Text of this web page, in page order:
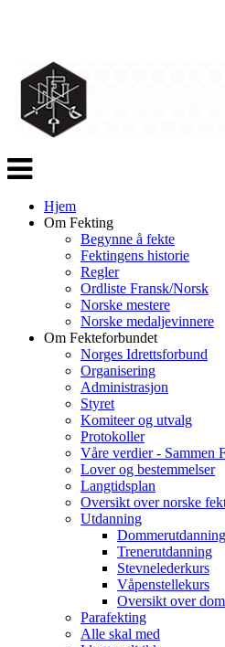
Veksle
navigasjon
Hjem
Om Fekting
Begynne å fekte
Fektingens historie
Regler
Ordliste Fransk/Norsk
Norske mestere
Norske medaljevinnere
Om Fekteforbundet
Norges Idrettsforbund
Organisering
Administrasjon
Styret
Komiteer og utvalg
Protokoller
Våre verdier - Sammen
Lover og bestemmelser
Langtidsplan
Oversikt over norske
Utdanning
Dommerutdanning
Trenerutdanning
Stevnelederkurs
Våpenstellekurs
Oversikt over
Parafekting
Alle skal med